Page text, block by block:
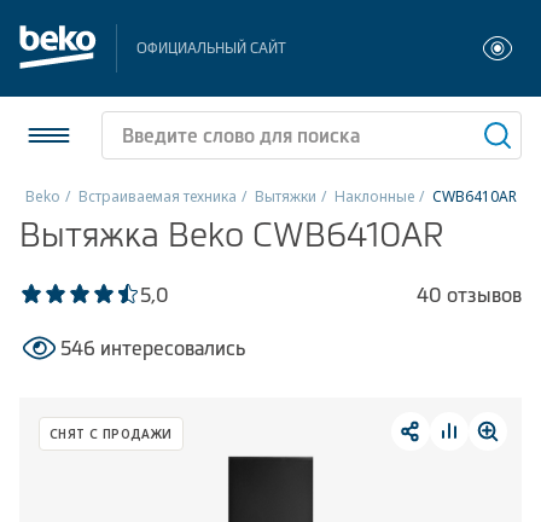
ОФИЦИАЛЬНЫЙ САЙТ
Холодильники и морозильники
Стиральные и сушильные машины
Посудомоечные машины
Встраиваемая техника
Beko Встраиваемая техника Вытяжки Наклонные CWB6410AR
Вытяжка Beko CWB6410AR
5,0 40 отзывов
546 интересовались
СНЯТ С ПРОДАЖИ